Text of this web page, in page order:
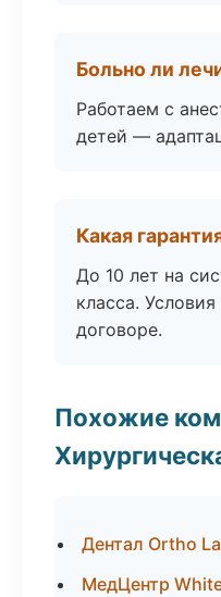
Больно ли
Работаем с
детей —
Какая
До 10 лет на
класса.
договоре.
Похожие
Дентал Ortho
МедЦентр